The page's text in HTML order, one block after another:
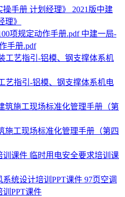
2021版中建
理》
中建一局-
手册.pdf
艺指引-铝模、钢支撑体系机电
施工现场标准化管理手册（第四
临时用电安全要求培训课
97页空调
PPT课件